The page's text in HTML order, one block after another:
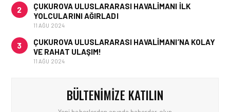
2
ÇUKUROVA ULUSLARARASI HAVALIMANI İLK
YOLCULARINI AĞIRLADI
11 AĞU 2024
3
ÇUKUROVA ULUSLARARASI HAVALIMANI’NA KOLAY
VE RAHAT ULAŞIM!
11 AĞU 2024
BÜLTENIMIZE KATILIN